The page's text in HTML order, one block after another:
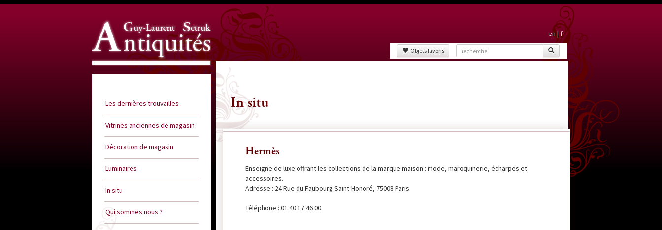
Les dernières trouvailles
Vitrines anciennes de magasin
Décoration de magasin
Luminaires
In situ
Qui sommes nous ?
en|fr
Objets favoris
In situ
Hermès
Enseigne de luxe offrant les collections de la marque maison : mode, maroquinerie, écharpes et
accessoires.
Adresse : 24 Rue du Faubourg Saint-Honoré, 75008 Paris
Téléphone : 01 40 17 46 00